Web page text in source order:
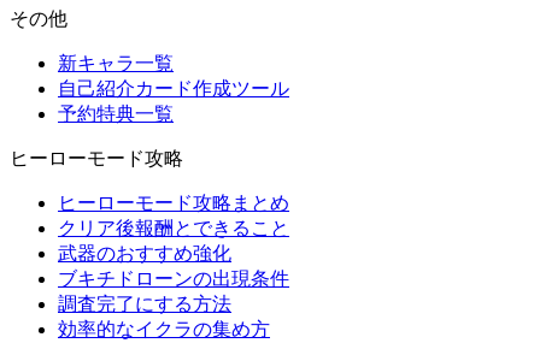
その他
新キャラ一覧
自己紹介カード作成ツール
予約特典一覧
ヒーローモード攻略
ヒーローモード攻略まとめ
クリア後報酬とできること
武器のおすすめ強化
ブキチドローンの出現条件
調査完了にする方法
効率的なイクラの集め方